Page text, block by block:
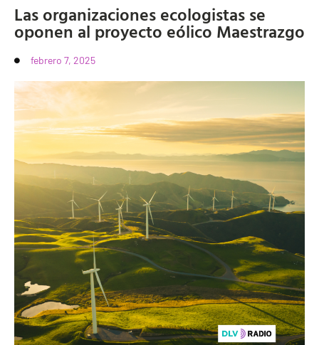
Las organizaciones ecologistas se
oponen al proyecto eólico Maestrazgo
febrero 7, 2025